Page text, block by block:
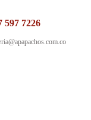
597 7226